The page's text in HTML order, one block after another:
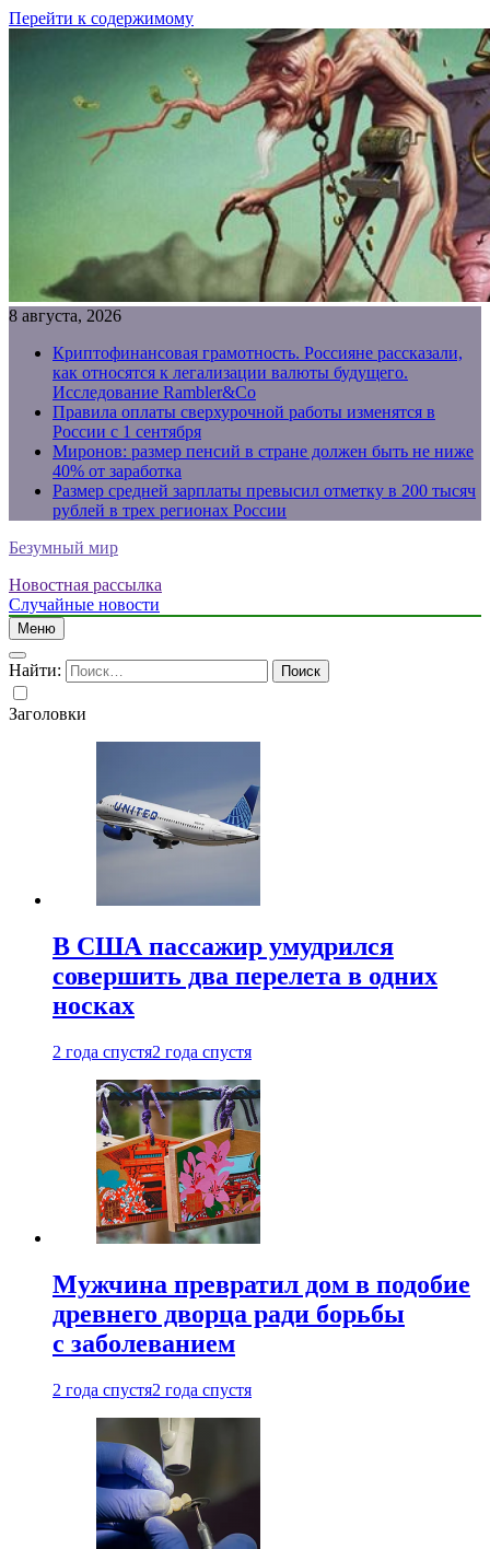
Перейти к содержимому
8 августа, 2026
Криптофинансовая грамотность. Россияне рассказали,
как относятся к легализации валюты будущего.
Исследование Rambler&Co
Правила оплаты сверхурочной работы изменятся в
России с 1 сентября
Миронов: размер пенсий в стране должен быть не ниже
40% от заработка
Размер средней зарплаты превысил отметку в 200 тысяч
рублей в трех регионах России
Безумный мир
Новостная рассылка
Случайные новости
Меню
Найти:
Заголовки
В США пассажир умудрился
совершить два перелета в одних
носках
2 года спустя2 года спустя
Мужчина превратил дом в подобие
древнего дворца ради борьбы
с заболеванием
2 года спустя2 года спустя